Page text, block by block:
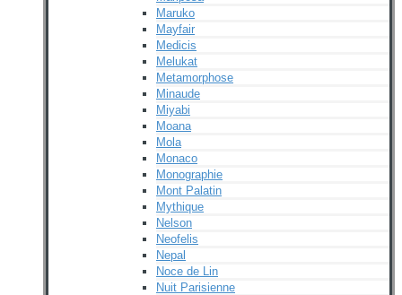
Maruko
Mayfair
Medicis
Melukat
Metamorphose
Minaude
Miyabi
Moana
Mola
Monaco
Monographie
Mont Palatin
Mythique
Nelson
Neofelis
Nepal
Noce de Lin
Nuit Parisienne